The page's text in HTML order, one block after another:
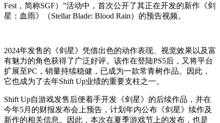
Fest，简称SGF）”活动中，首次公开了其正在开发的新作《剑
星：血雨》（Stellar Blade: Blood Rain）的预告视频。
2024年发售的《剑星》凭借出色的动作表现、视觉效果以及富
有魅力的角色获得了广泛好评。该作在登陆PS5后，又将平台
扩展至PC，销量持续稳健，已成为一款常青树作品。因此，
它也成为了去年Shift Up业绩的重要支柱之一。
Shift Up自游戏发售后便着手开发《剑星》的后续作品，并在
今年5月的财报发布会上预告，计划年内公布《剑星》续作及
新作的相关信息。因此，本次在夏季游戏节上的发布，也是